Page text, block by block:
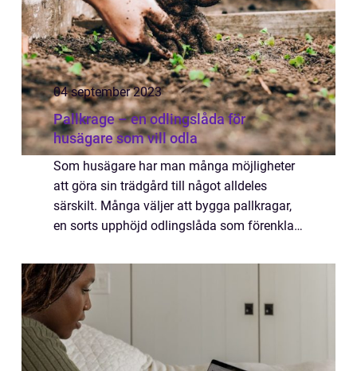
04 september 2023
Pallkrage – en odlingslåda för
husägare som vill odla
Som husägare har man många möjligheter
att göra sin trädgård till något alldeles
särskilt. Många väljer att bygga pallkragar,
en sorts upphöjd odlingslåda som förenklar